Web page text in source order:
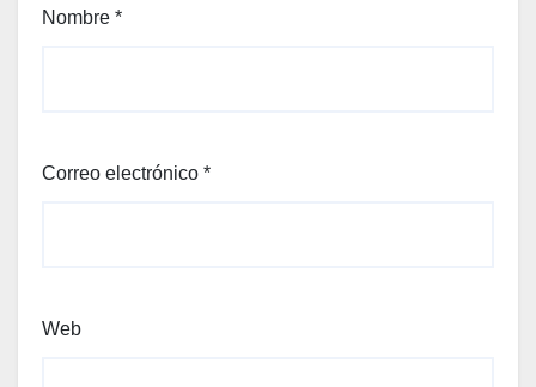
Nombre *
Correo electrónico *
Web